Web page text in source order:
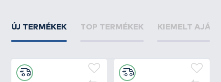
ÚJ TERMÉKEK TOP TERMÉKEK KIEMELT